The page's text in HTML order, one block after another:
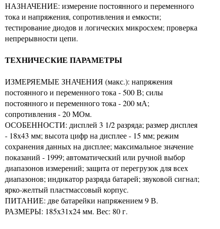
НАЗНАЧЕНИЕ: измерение постоянного и переменного
тока и напряжения, сопротивления и емкости;
тестирование диодов и логических микросхем; проверка
непрерывности цепи.
ТЕХНИЧЕСКИЕ ПАРАМЕТРЫ
ИЗМЕРЯЕМЫЕ ЗНАЧЕНИЯ (макс.): напряжения
постоянного и переменного тока - 500 В; силы
постоянного и переменного тока - 200 мА;
сопротивления - 20 МОм.
ОСОБЕННОСТИ: дисплей 3 1/2 разряда; размер дисплея
- 18х43 мм; высота цифр на дисплее - 15 мм; режим
сохранения данных на дисплее; максимальное значение
показаний - 1999; автоматический или ручной выбор
диапазонов измерений; защита от перегрузок для всех
диапазонов; индикатор разряда батарей; звуковой сигнал;
ярко-желтый пластмассовый корпус.
ПИТАНИЕ: две батарейки напряжением 9 В.
РАЗМЕРЫ: 185х31х24 мм. Вес: 80 г.